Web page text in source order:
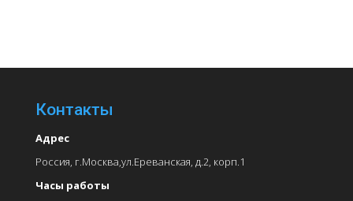
Контакты
Адрес
Россия, г.Москва,ул.Ереванская, д.2, корп.1
Часы работы